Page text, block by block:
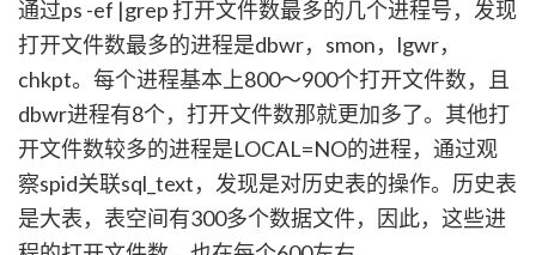
通过ps -ef |grep 打开文件数最多的几个进程号，发现
打开文件数最多的进程是dbwr，smon，lgwr，
chkpt。每个进程基本上800～900个打开文件数，且
dbwr进程有8个，打开文件数那就更加多了。其他打
开文件数较多的进程是LOCAL=NO的进程，通过观
察spid关联sql_text，发现是对历史表的操作。历史表
是大表，表空间有300多个数据文件，因此，这些进